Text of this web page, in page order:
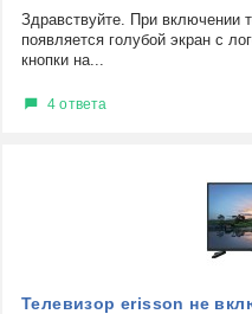
Здравствуйте. При включении
появляется голубой экран с
кнопки на...
4 ответа
Телевизор erisson не